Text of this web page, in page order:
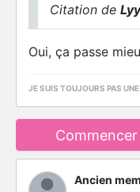
Citation de
Oui, ça passe
JE SUIS TOUJOURS PAS
Ancien